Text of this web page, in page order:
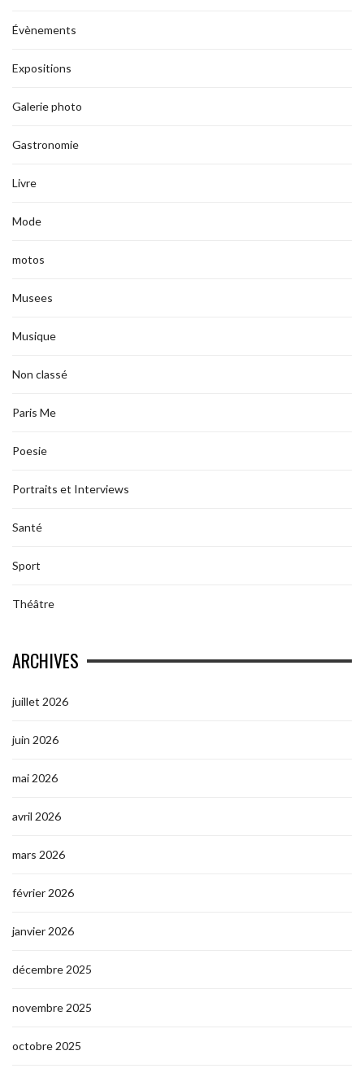
Évènements
Expositions
Galerie photo
Gastronomie
Livre
Mode
motos
Musees
Musique
Non classé
Paris Me
Poesie
Portraits et Interviews
Santé
Sport
Théâtre
ARCHIVES
juillet 2026
juin 2026
mai 2026
avril 2026
mars 2026
février 2026
janvier 2026
décembre 2025
novembre 2025
octobre 2025